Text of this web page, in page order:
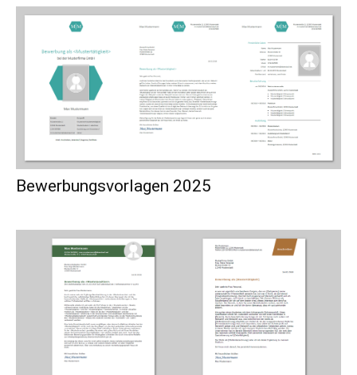
Bewerbungsvorlagen 2025